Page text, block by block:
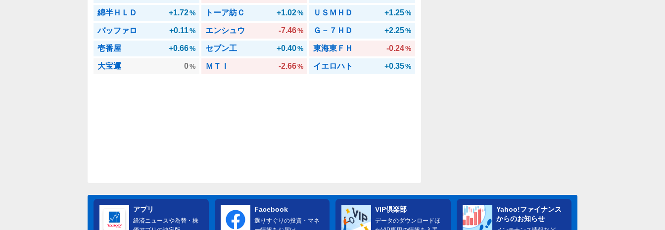
綿半ＨＬＤ +1.72% トーア紡Ｃ +1.02% ＵＳＭＨＤ +1.25%
バッファロ +0.11% エンシュウ -7.46% Ｇ－７ＨＤ +2.25%
壱番屋 +0.66% セブン工 +0.40% 東海東ＦＨ -0.24%
大宝運 0% ＭＴＩ -2.66% イエロハト +0.35%
アプリ
経済ニュースや為替・株
Facebook
選りすぐりの投資・マネ
VIP倶楽部
データのダウンロードほ
Yahoo!ファイナンス
からのお知らせ